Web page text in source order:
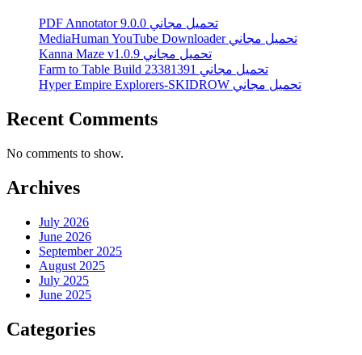
PDF Annotator 9.0.0 تحميل مجاني
MediaHuman YouTube Downloader تحميل مجاني
Kanna Maze v1.0.9 تحميل مجاني
Farm to Table Build 23381391 تحميل مجاني
Hyper Empire Explorers-SKIDROW تحميل مجاني
Recent Comments
No comments to show.
Archives
July 2026
June 2026
September 2025
August 2025
July 2025
June 2025
Categories